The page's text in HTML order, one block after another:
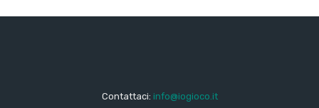
Contattaci: info@iogioco.it